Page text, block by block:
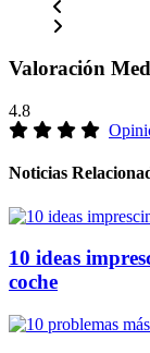
Valoración
4.8
Noticias
10 ideas
coche